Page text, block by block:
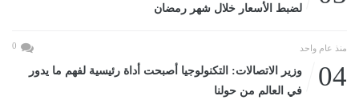
لضبط الأسعار خلال شهر رمضان
منذ عام واحد 0
04
وزير الاتصالات: التكنولوجيا أصبحت أداة رئيسية لفهم ما يدور
في العالم من حولنا